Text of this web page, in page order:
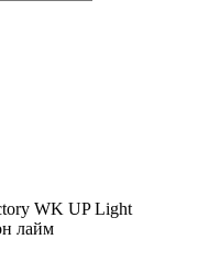
WK UP Light
лайм